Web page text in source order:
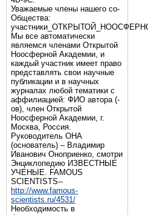
Уважаемые члены нашего со-
Общества:
Мы все автоматически
являемся членами Открытой
Ноосферной Академии, и
каждый участник имеет право
представлять свои научные
публикации и в научных
журналах любой тематики с
аффилиацией: ФИО автора (-
ов), член Открытой
Ноосферной Академии, г.
Москва, Россия.
Руководитель ОНА
(основатель) – Владимир
Иванович Оноприенко, смотри
Энциклопедию ИЗВЕСТНЫЕ
УЧЕНЫЕ. FAMOUS
SCIENTISTS--
http://www.famous-
scientists.ru/4531/
Необходимость в